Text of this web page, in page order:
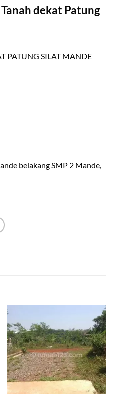
dekat Patung
PATUNG SILAT MANDE
belakang SMP 2 Mande,